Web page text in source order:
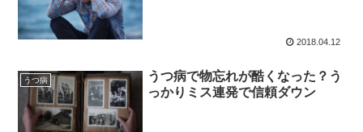
2018.04.12
うつ病
うつ病で物忘れが酷くなった？う
っかりミス連発で信頼ダウン